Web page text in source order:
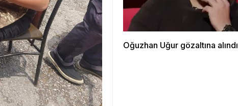
Oğuzhan Uğur gözaltına alındı